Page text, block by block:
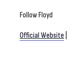
Follow Floyd
Official Website